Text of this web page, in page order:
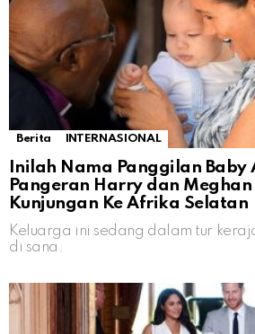
Berita INTERNASIONAL
Inilah Nama Panggilan Baby
Pangeran Harry dan
Kunjungan Ke Afrika Selatan
Keluarga ini sedang dalam tur
di sana.